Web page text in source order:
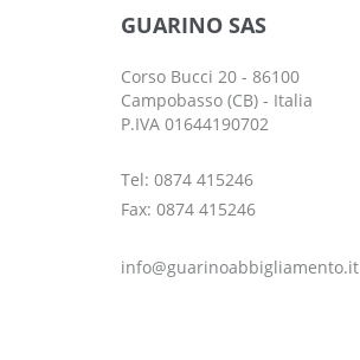
GUARINO SAS
Corso Bucci 20 - 86100
Campobasso (CB) - Italia
P.IVA 01644190702
Tel: 0874 415246
Fax: 0874 415246
info@guarinoabbigliamento.it